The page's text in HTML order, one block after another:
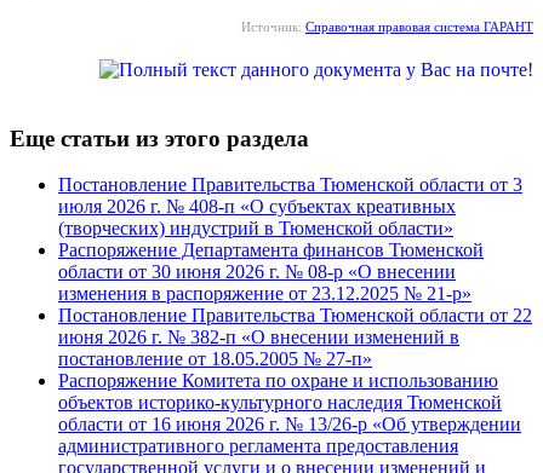
Источник: Справочная правовая система ГАРАНТ
Еще статьи из этого раздела
Постановление Правительства Тюменской области от 3
июля 2026 г. № 408-п «О субъектах креативных
(творческих) индустрий в Тюменской области»
Распоряжение Департамента финансов Тюменской
области от 30 июня 2026 г. № 08-р «О внесении
изменения в распоряжение от 23.12.2025 № 21-р»
Постановление Правительства Тюменской области от 22
июня 2026 г. № 382-п «О внесении изменений в
постановление от 18.05.2005 № 27-п»
Распоряжение Комитета по охране и использованию
объектов историко-культурного наследия Тюменской
области от 16 июня 2026 г. № 13/26-р «Об утверждении
административного регламента предоставления
государственной услуги и о внесении изменений и